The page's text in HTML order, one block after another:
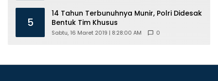
5
14 Tahun Terbunuhnya Munir, Polri Didesak
Bentuk Tim Khusus
Sabtu, 16 Maret 2019 | 8:28:00 AM 0